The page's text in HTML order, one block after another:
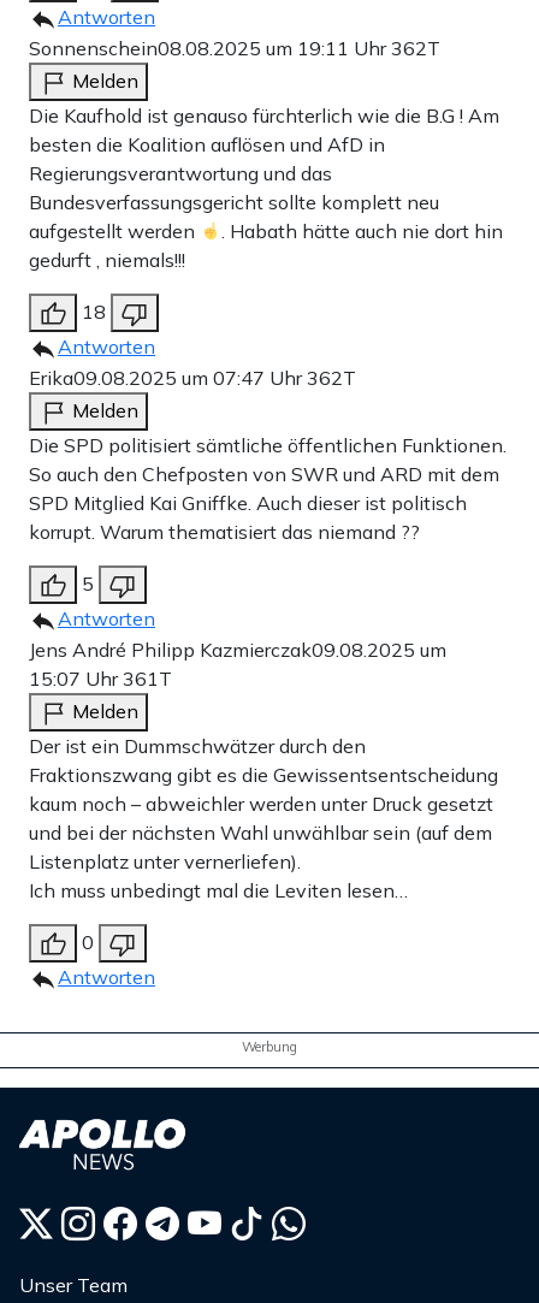
Antworten
Sonnenschein08.08.2025 um 19:11 Uhr362T
Melden
Die Kaufhold ist genauso fürchterlich wie die B.G ! Am
besten die Koalition auflösen und AfD in
Regierungsverantwortung und das
Bundesverfassungsgericht sollte komplett neu
aufgestellt werden
. Habath hätte auch nie dort hin
gedurft , niemals!!!
18
Antworten
Erika09.08.2025 um 07:47 Uhr362T
Melden
Die SPD politisiert sämtliche öffentlichen Funktionen.
So auch den Chefposten von SWR und ARD mit dem
SPD Mitglied Kai Gniffke. Auch dieser ist politisch
korrupt. Warum thematisiert das niemand ??
5
Antworten
Jens André Philipp Kazmierczak09.08.2025 um
15:07 Uhr361T
Melden
Der ist ein Dummschwätzer durch den
Fraktionszwang gibt es die Gewissentsentscheidung
kaum noch – abweichler werden unter Druck gesetzt
und bei der nächsten Wahl unwählbar sein (auf dem
Listenplatz unter vernerliefen).
Ich muss unbedingt mal die Leviten lesen…
0
Antworten
Werbung
Unser Team